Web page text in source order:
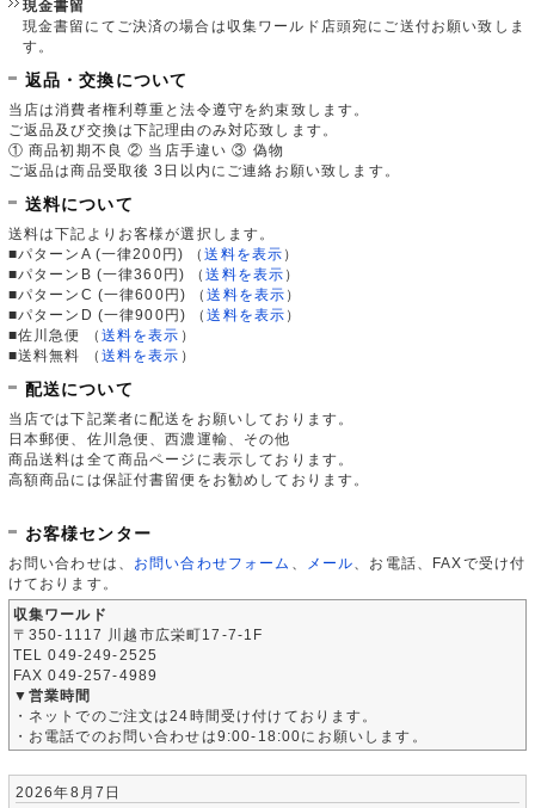
現金書留
現金書留にてご決済の場合は収集ワールド店頭宛にご送付お願い致しま
す。
返品・交換について
当店は消費者権利尊重と法令遵守を約束致します。
ご返品及び交換は下記理由のみ対応致します。
① 商品初期不良 ② 当店手違い ③ 偽物
ご返品は商品受取後 3日以内にご連絡お願い致します。
送料について
送料は下記よりお客様が選択します。
■パターンA (一律200円)
（送料を表示 ）
■パターンB (一律360円)
（送料を表示 ）
■パターンC (一律600円)
（送料を表示 ）
■パターンD (一律900円)
（送料を表示 ）
■佐川急便
（ 送料を表示 ）
■送料無料
（ 送料を表示 ）
配送について
当店では下記業者に配送をお願いしております。
日本郵便、佐川急便、西濃運輸、その他
商品送料は全て商品ページに表示しております。
高額商品には保証付書留便をお勧めしております。
お客様センター
お問い合わせは、 お問い合わせフォーム メール 、お電話、FAXで受け付
けております。
収集ワールド
〒350-1117 川越市広栄町17-7-1F
TEL 049-249-2525
FAX 049-257-4989
▼営業時間
・ネットでのご注文は24時間受け付けております。
・お電話でのお問い合わせは9:00-18:00にお願いします。
2026年8月7日